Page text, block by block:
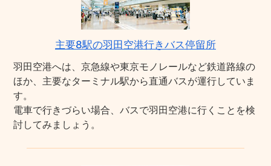
主要8駅の羽田空港行きバス停留所
羽田空港へは、京急線や東京モノレールなど鉄道路線の
ほか、主要なターミナル駅から直通バスが運行していま
す。
電車で行きづらい場合、バスで羽田空港に行くことを検
討してみましょう。